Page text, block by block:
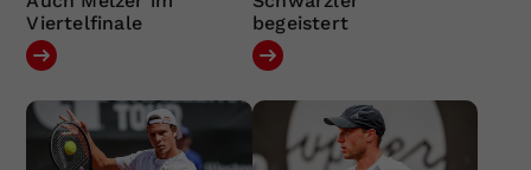
Viertelfinale
begeistert